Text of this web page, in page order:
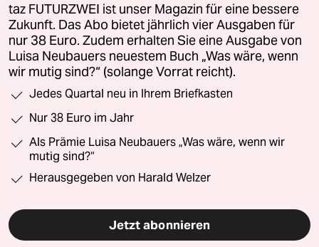
taz FUTURZWEI ist unser Magazin für eine bessere
Zukunft. Das Abo bietet jährlich vier Ausgaben für
nur 38 Euro. Zudem erhalten Sie eine Ausgabe von
Luisa Neubauers neuestem Buch „Was wäre, wenn
wir mutig sind?“ (solange Vorrat reicht).
Jedes Quartal neu in Ihrem Briefkasten
Nur 38 Euro im Jahr
Als Prämie Luisa Neubauers „Was wäre, wenn wir
mutig sind?“
Herausgegeben von Harald Welzer
Jetzt abonnieren